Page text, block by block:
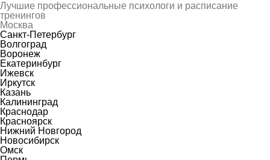
Лучшие профессиональные психологи и расписание
тренингов
Москва
Санкт-Петербург
Волгоград
Воронеж
Екатеринбург
Ижевск
Иркутск
Казань
Калининград
Краснодар
Красноярск
Нижний Новгород
Новосибирск
Омск